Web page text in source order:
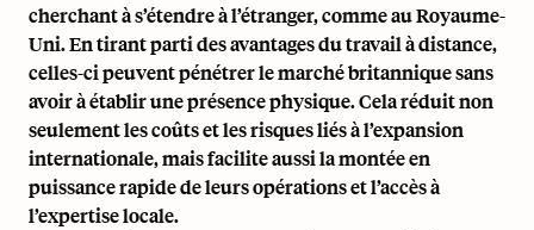
cherchant à s’étendre à l’étranger, comme au Royaume-
Uni. En tirant parti des avantages du travail à distance,
celles-ci peuvent pénétrer le marché britannique sans
avoir à établir une présence physique. Cela réduit non
seulement les coûts et les risques liés à l’expansion
internationale, mais facilite aussi la montée en
puissance rapide de leurs opérations et l’accès à
l’expertise locale.